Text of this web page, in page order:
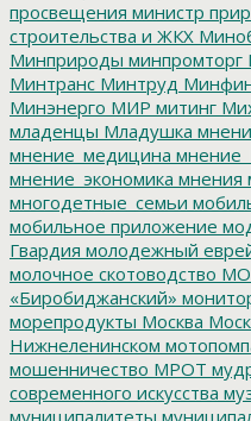
просвещения министр
строительства и ЖКХ
Минприроды минпромторг
Минтранс Минтруд
Минэнерго МИР митинг
младенцы Младушка
мнение_медицина
мнение_экономика мнения
многодетные_семьи
мобильное приложение
Гвардия молодежный
молочное скотоводство
«Биробиджанский»
морепродукты Москва
Нижнеленинском
мошенничество МРОТ
современного искусства
муниципалитеты